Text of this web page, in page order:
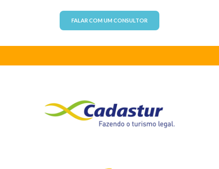
FALAR COM UM CONSULTOR